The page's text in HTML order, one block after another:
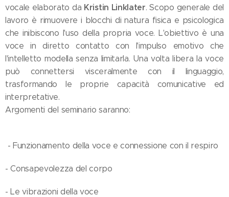
vocale elaborato da Kristin Linklater. Scopo generale del
lavoro è rimuovere i blocchi di natura fisica e psicologica
che inibiscono l'uso della propria voce. L'obiettivo è una
voce in diretto contatto con l'impulso emotivo che
l'intelletto modella senza limitarla. Una volta libera la voce
può connettersi visceralmente con il linguaggio,
trasformando le proprie capacità comunicative ed
interpretative.
Argomenti del seminario saranno:
- Funzionamento della voce e connessione con il respiro
- Consapevolezza del corpo
- Le vibrazioni della voce